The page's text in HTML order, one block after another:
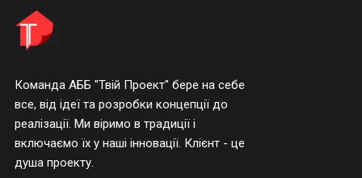
Команда АББ "Твій Проект" бере на себе
все, від ідеї та розробки концепції до
реалізації. Ми віримо в традиції і
включаємо їх у наші інновації. Клієнт - це
душа проекту.